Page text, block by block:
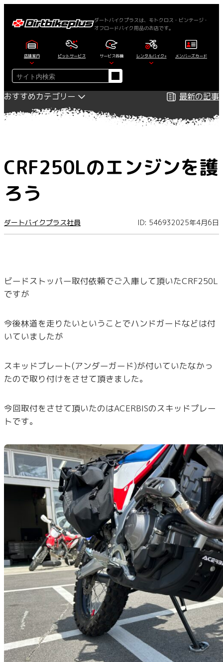
ダートバイクプラスは、モトクロス・ビンテージ・
オフロードバイク用品のお店です。
店舗案内 ピットサービス サービス各種 レンタルバイク+ メンバーズカード
検
索
おすすめカテゴリー
最新の記事
CRF250Lのエンジンを護
ろう
ダートバイクプラス社員 ID: 546932025年4月6日
ビードストッパー取付依頼でご入庫して頂いたCRF250L
ですが
今後林道を走りたいということでハンドガードなどは付
いていましたが
スキッドプレート(アンダーガード)が付いていたなかっ
たので取り付けをさせて頂きました。
今回取付をさせて頂いたのはACERBISのスキッドプレー
トです。